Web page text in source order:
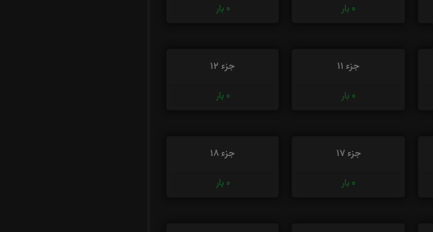
0 بار
0 بار
جزء 11
0 بار
جزء 12
0 بار
جزء 17
0 بار
جزء 18
0 بار